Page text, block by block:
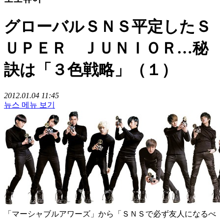
グローバルＳＮＳ平定したＳ
ＵＰＥＲ ＪＵＮＩＯＲ…秘
訣は「３色戦略」（１）
2012.01.04 11:45
뉴스 메뉴 보기
「マーシャブルアワーズ」から「ＳＮＳで必ず友人になるべ